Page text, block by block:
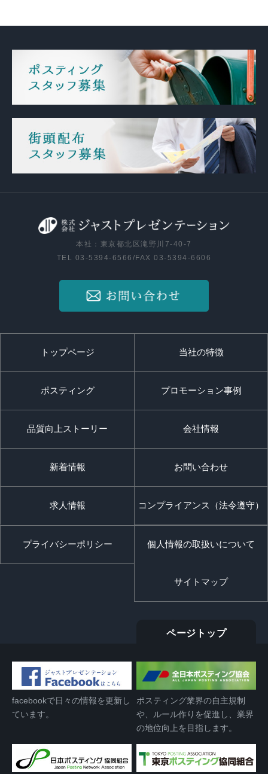
本社：東京都北区滝野川7-40-7
TEL 03-5394-6566/FAX 03-5394-6606
トップページ 当社の特徴
ポスティング プロモーション事例
品質向上ストーリー 会社情報
新着情報 お問い合わせ
求人情報 コンプライアンス（法令遵守）
プライバシーポリシー 個人情報の取扱いについて
サイトマップ
ページトップ
facebookで日々の情報を更新し
ています。
ポスティング業界の自主規制
や、ルール作りを促進し、業界
の地位向上を目指します。